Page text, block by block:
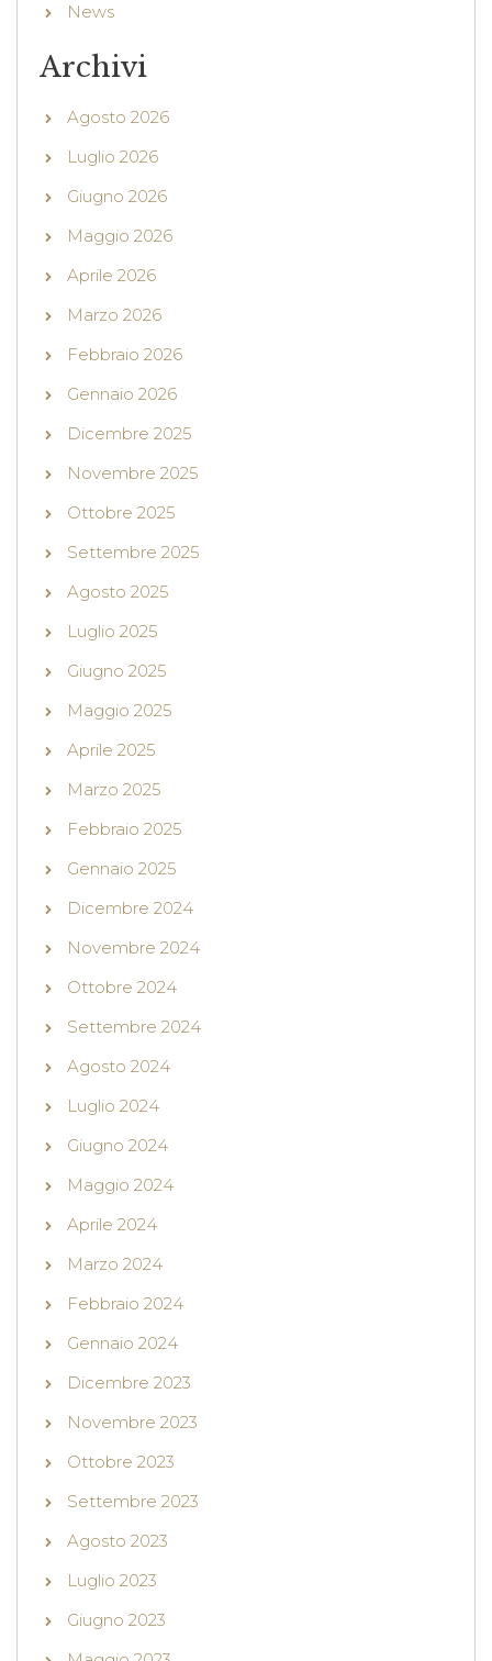
News
Archivi
Agosto 2026
Luglio 2026
Giugno 2026
Maggio 2026
Aprile 2026
Marzo 2026
Febbraio 2026
Gennaio 2026
Dicembre 2025
Novembre 2025
Ottobre 2025
Settembre 2025
Agosto 2025
Luglio 2025
Giugno 2025
Maggio 2025
Aprile 2025
Marzo 2025
Febbraio 2025
Gennaio 2025
Dicembre 2024
Novembre 2024
Ottobre 2024
Settembre 2024
Agosto 2024
Luglio 2024
Giugno 2024
Maggio 2024
Aprile 2024
Marzo 2024
Febbraio 2024
Gennaio 2024
Dicembre 2023
Novembre 2023
Ottobre 2023
Settembre 2023
Agosto 2023
Luglio 2023
Giugno 2023